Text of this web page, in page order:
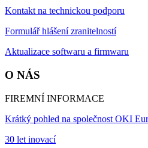
Kontakt na technickou podporu
Formulář hlášení zranitelností
Aktualizace softwaru a firmwaru
O NÁS
FIREMNÍ INFORMACE
Krátký pohled na společnost OKI
30 let inovací